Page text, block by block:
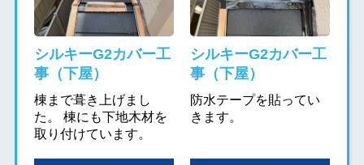
シルキーG2カバー工
事（下屋）
棟まで葺き上げまし
た。 棟にも下地木材を
取り付けています。
シルキーG2カバー工
事（下屋）
防水テープを貼ってい
きます。